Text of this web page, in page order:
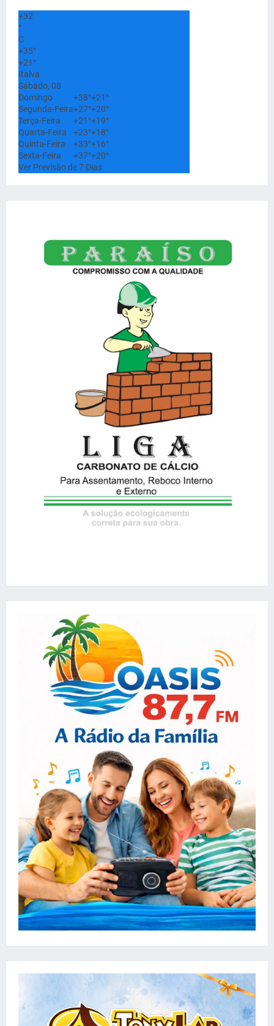
+32
°
C
+35°
+21°
Italva
Sábado, 08
Domingo
+38°+21°
Segunda-Feira+27°+20°
Terça-Feira
+21°+19°
Quarta-Feira
+23°+18°
Quinta-Feira
+33°+16°
Sexta-Feira
+37°+20°
Ver Previsão de 7 Dias